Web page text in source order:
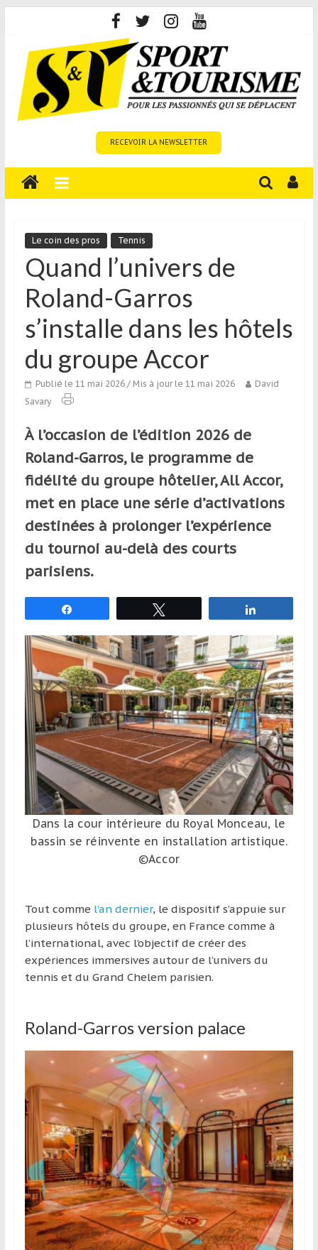
content
Tourisme
est
média
sur
tourisme
sportif
qui
aux
voyageurs
ponctuels
réguliers,
passionnés
ou
simples
de
sport,
qui
déplacent
en
France
l’étranger
pour
assouvir
leur
passion,
tout
profitant
pays
d’une
région
RECEVOIR LA NEWSLETTER
Le coin des pros Tennis
Quand l’univers de
Roland-Garros
s’installe dans les hôtels
du groupe Accor
Publié le 11 mai 2026/ Mis à jour le 11 mai 2026
David
Savary
À l’occasion de l’édition 2026 de
Roland-Garros, le programme de
fidélité du groupe hôtelier, All Accor,
met en place une série d’activations
destinées à prolonger l’expérience
du tournoi au-delà des courts
parisiens.
Dans la cour intérieure du Royal Monceau, le
bassin se réinvente en installation artistique.
©Accor
Tout commel’an dernier, le dispositif s’appuie sur
plusieurs hôtels du groupe, en France comme à
l’international, avec l’objectif de créer des
expériences immersives autour de l’univers du
tennis et du Grand Chelem parisien.
Roland-Garros version palace